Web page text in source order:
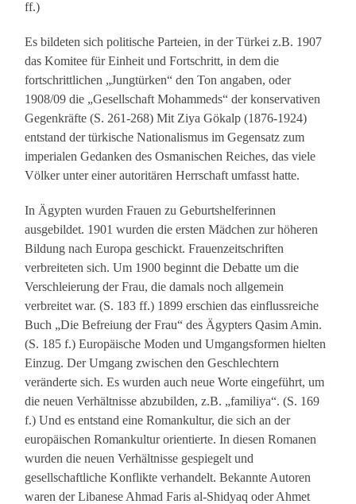
ff.)
Es bildeten sich politische Parteien, in der Türkei z.B. 1907
das Komitee für Einheit und Fortschritt, in dem die
fortschrittlichen „Jungtürken“ den Ton angaben, oder
1908/09 die „Gesellschaft Mohammeds“ der konservativen
Gegenkräfte (S. 261-268) Mit Ziya Gökalp (1876-1924)
entstand der türkische Nationalismus im Gegensatz zum
imperialen Gedanken des Osmanischen Reiches, das viele
Völker unter einer autoritären Herrschaft umfasst hatte.
In Ägypten wurden Frauen zu Geburtshelferinnen
ausgebildet. 1901 wurden die ersten Mädchen zur höheren
Bildung nach Europa geschickt. Frauenzeitschriften
verbreiteten sich. Um 1900 beginnt die Debatte um die
Verschleierung der Frau, die damals noch allgemein
verbreitet war. (S. 183 ff.) 1899 erschien das einflussreiche
Buch „Die Befreiung der Frau“ des Ägypters Qasim Amin.
(S. 185 f.) Europäische Moden und Umgangsformen hielten
Einzug. Der Umgang zwischen den Geschlechtern
veränderte sich. Es wurden auch neue Worte eingeführt, um
die neuen Verhältnisse abzubilden, z.B. „familiya“. (S. 169
f.) Und es entstand eine Romankultur, die sich an der
europäischen Romankultur orientierte. In diesen Romanen
wurden die neuen Verhältnisse gespiegelt und
gesellschaftliche Konflikte verhandelt. Bekannte Autoren
waren der Libanese Ahmad Faris al-Shidyaq oder Ahmet